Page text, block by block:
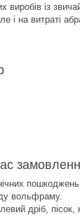
виробів із
і на витраті
пошкоджень.
вольфраму.
дріб, пісок,